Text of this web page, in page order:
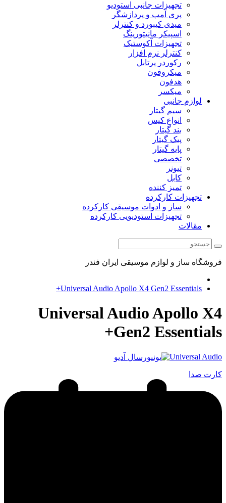
تجهیزات جانبی استودیو
پری آمپ و پردازشگر
میدی کیبورد و کنترلر
اسپیکر مانیتورینگ
تجهیزات آکوستیک
کنترلر نرم افزار
رکوردر پرتابل
میکروفون
هدفون
میکسر
لوازم جانبی
سیم گیتار
انواع کیس
بند گیتار
پیک گیتار
پایه گیتار
تخصصی
تیونر
کابل
تمیز کننده
تجهیزات کارکرده
ساز و ادوات موسیقی کارکرده
تجهیزات استودیویی کارکرده
مقالات
فروشگاه ساز و لوازم موسیقی ایران فندر
Universal Audio Apollo X4 Gen2 Essentials+
Universal Audio Apollo X4
Gen2 Essentials+
Universal Audio
کارت صدا